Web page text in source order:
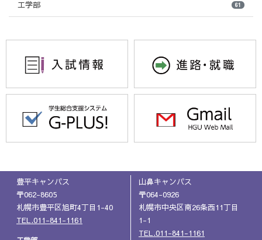
工学部 61
豊平キャンパス
〒062-8605
札幌市豊平区旭町4丁目1-40
TEL.011-841-1161
山鼻キャンパス
〒064-0926
札幌市中央区南26条西11丁目
1-1
TEL.011-841-1161